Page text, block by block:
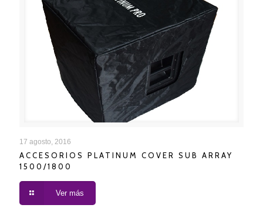
ACCESORIOS PLATINUM COVER SUB ARRAY
17 agosto, 2016
ACCESORIOS PLATINUM COVER SUB ARRAY
1500/1800
Ver más